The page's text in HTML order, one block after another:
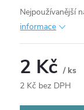
Nejpoužívanější
informace
2 Kč/ ks
2 Kč bez DPH